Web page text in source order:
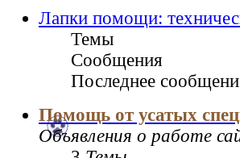
Лапки помощи:
Темы
Сообщения
Последнее
Помощь от усатых
Объявления о работе